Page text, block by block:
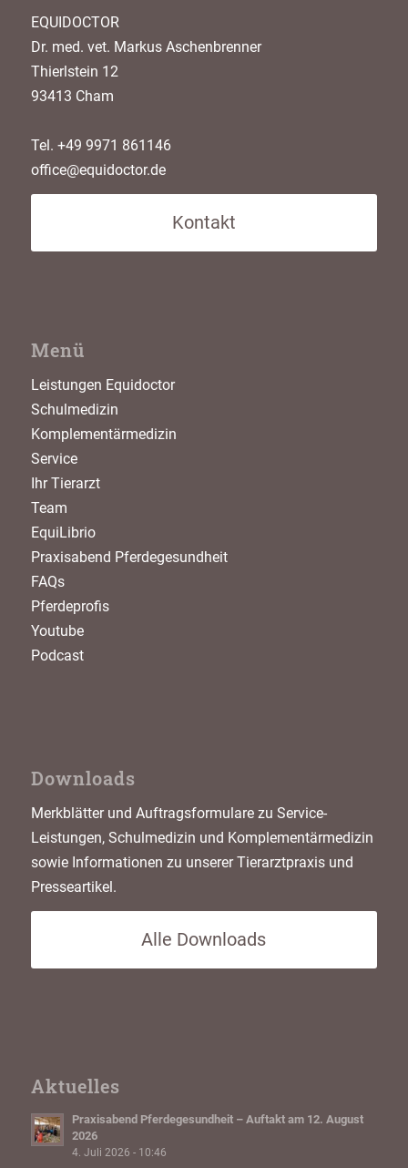
EQUIDOCTOR
Dr. med. vet. Markus Aschenbrenner
Thierlstein 12
93413 Cham
Tel. +49 9971 861146
office@equidoctor.de
Kontakt
Menü
Leistungen Equidoctor
Schulmedizin
Komplementärmedizin
Service
Ihr Tierarzt
Team
EquiLibrio
Praxisabend Pferdegesundheit
FAQs
Pferdeprofis
Youtube
Podcast
Downloads
Merkblätter und Auftragsformulare zu Service-
Leistungen, Schulmedizin und Komplementärmedizin
sowie Informationen zu unserer Tierarztpraxis und
Presseartikel.
Alle Downloads
Aktuelles
Praxisabend Pferdegesundheit – Auftakt am 12. August
2026
4. Juli 2026 - 10:46